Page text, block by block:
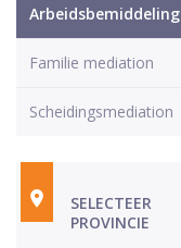
Arbeidsbemiddeling
Familie mediation
Scheidingsmediation
SELECTEER
PROVINCIE